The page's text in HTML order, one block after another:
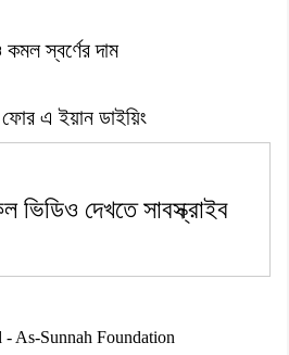
স্বর্ণের দাম
ফোর এ ইয়ান ডাইয়িং
ভিডিও দেখতে সাবস্ক্রাইব